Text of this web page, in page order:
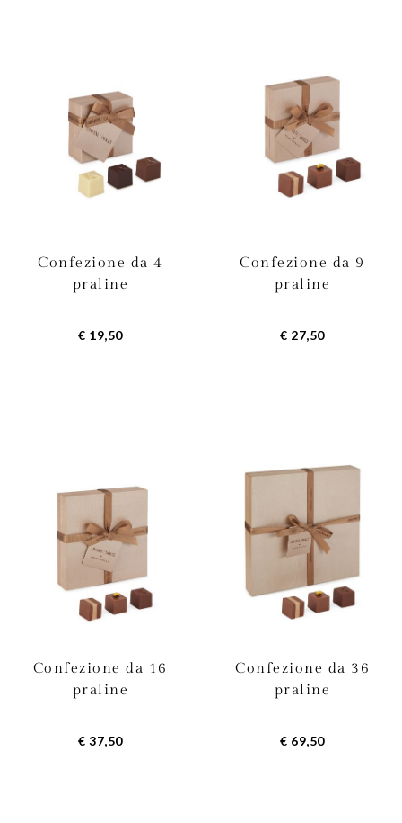
Confezione da 4
praline
€ 19,50
Confezione da 9
praline
€ 27,50
Confezione da 16
praline
€ 37,50
Confezione da 36
praline
€ 69,50